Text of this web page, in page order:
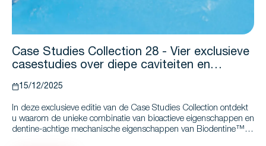
Case Studies Collection 28 - Vier exclusieve
casestudies over diepe caviteiten en
gebarsten tanden
15/12/2025
In deze exclusieve editie van de Case Studies Collection ontdekt
u waarom de unieke combinatie van bioactieve eigenschappen en
dentine-achtige mechanische eigenschappen van Biodentine™